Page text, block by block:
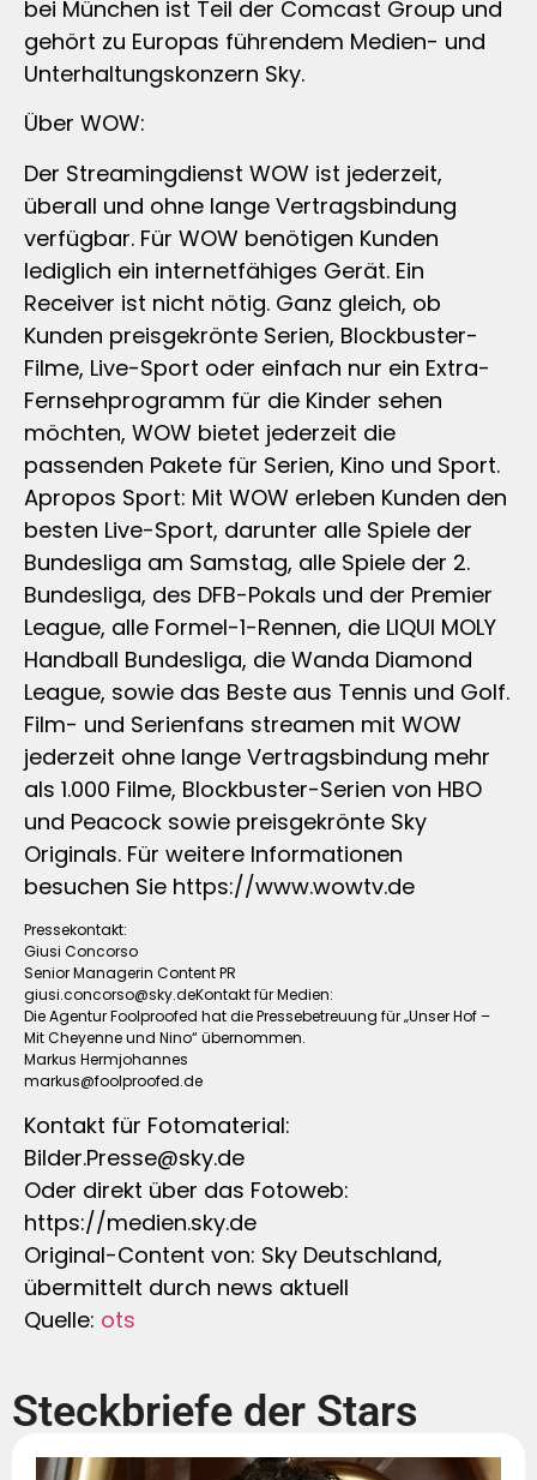
bei München ist Teil der Comcast Group und
gehört zu Europas führendem Medien- und
Unterhaltungskonzern Sky.
Über WOW:
Der Streamingdienst WOW ist jederzeit,
überall und ohne lange Vertragsbindung
verfügbar. Für WOW benötigen Kunden
lediglich ein internetfähiges Gerät. Ein
Receiver ist nicht nötig. Ganz gleich, ob
Kunden preisgekrönte Serien, Blockbuster-
Filme, Live-Sport oder einfach nur ein Extra-
Fernsehprogramm für die Kinder sehen
möchten, WOW bietet jederzeit die
passenden Pakete für Serien, Kino und Sport.
Apropos Sport: Mit WOW erleben Kunden den
besten Live-Sport, darunter alle Spiele der
Bundesliga am Samstag, alle Spiele der 2.
Bundesliga, des DFB-Pokals und der Premier
League, alle Formel-1-Rennen, die LIQUI MOLY
Handball Bundesliga, die Wanda Diamond
League, sowie das Beste aus Tennis und Golf.
Film- und Serienfans streamen mit WOW
jederzeit ohne lange Vertragsbindung mehr
als 1.000 Filme, Blockbuster-Serien von HBO
und Peacock sowie preisgekrönte Sky
Originals. Für weitere Informationen
besuchen Sie https://www.wowtv.de
Pressekontakt:
Giusi Concorso
Senior Managerin Content PR
giusi.concorso@sky.deKontaktfür Medien:
Die Agentur Foolproofed hat die Pressebetreuung für „Unser Hof –
Mit Cheyenne und Nino“ übernommen.
Markus Hermjohannes
markus@foolproofed.de
Kontakt für Fotomaterial:
Bilder.Presse@sky.de
Oder direkt über das Fotoweb:
https://medien.sky.de
Original-Content von: Sky Deutschland,
übermittelt durch news aktuell
Quelle: ots
Steckbriefe der Stars